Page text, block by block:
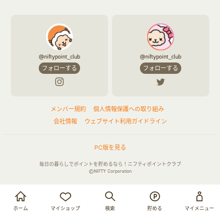
お買い物・サービス利用で貯める
ログイン
ホーム マイショップ 検索 貯める マイメニュー
@niftypoint_club
フォローする
@niftypoint_club
フォローする
メンバー規約
個人情報保護への取り組み
会社情報
ウェブサイト利用ガイドライン
PC版を見る
毎日の暮らしでポイントを貯めるなら！ニフティポイントクラブ
©NIFTY Corporation